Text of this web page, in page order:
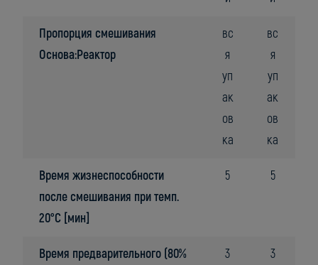
Пропорция смешивания
Основа:Реактор
вс
я
уп
ак
ов
ка
вс
я
уп
ак
ов
ка
Время жизнеспособности
после смешивания при темп.
20°C [мин]
5 5
Время предварительного (80%
3 3